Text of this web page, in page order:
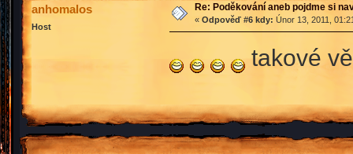
anhomalos
Host
Re: Poděkování aneb pojdme si
« Odpověď #6 kdy: Únor 13, 2011,
takové